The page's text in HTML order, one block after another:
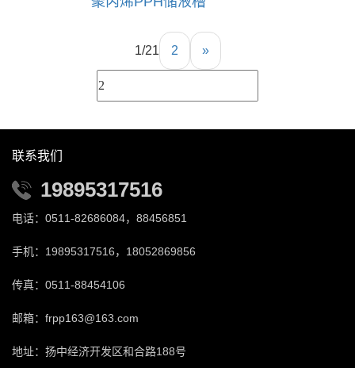
1/21 2 »
联系我们
19895317516
电话：0511-82686084，88456851
手机：19895317516，18052869856
传真：0511-88454106
邮箱：frpp163@163.com
地址：扬中经济开发区和合路188号